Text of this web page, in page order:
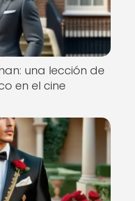
una lección de
en el cine